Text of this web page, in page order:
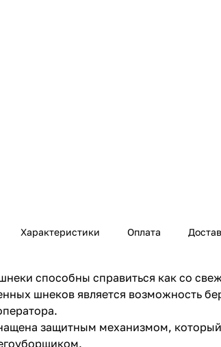
Характеристики Оплата
способны справиться как со
шнеков является возможность
защитным механизмом,